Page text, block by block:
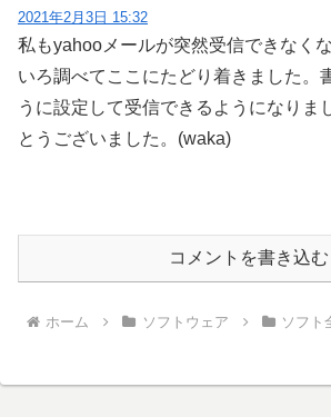
2021年2月3日 15:32
私もyahooメールが突然受信できなく
いろ調べてここにたどり着きました。
うに設定して受信できるようになりま
とうございました。(waka)
コメントを書き込む
ホーム ソフトウェア ソフト